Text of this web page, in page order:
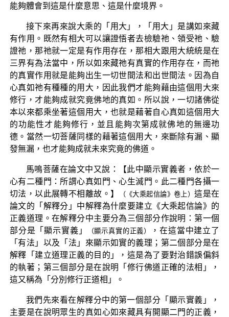
能夠體會到這是什麼意思、這是什麼境界。
接下來再來說大乘的「用大」，「用大」是講如來藏
有作用。既然有相大可以讓證悟者去檢驗祂、領受祂、驗
證祂，那祂就一定是有作用存在，那相大跟用大統統是在
三界有為法當中，所以如來藏祂有真實的作用存在，而祂
的真實作用就是能夠出生一切世間法和出世間法。因為自
心真如祂有種種的用大，因此我們才能夠藉由這個用大來
修行，才能夠成就究竟佛地的真如。所以說，一切諸佛從
本以來都乘坐著這個用大，也就是藉著自心真如這個用大
的功能性才能夠修行，並且能夠次第成就佛地的無邊功
德。當然一切菩薩同樣的藉著這個用大，來斷除有漏、顯
發無漏，也才能夠成就未來究竟的佛道。
馬鳴菩薩在論文中又說：【此中顯示實義者，依於一
心有二種門：所謂心真如門、心生滅門。此二種門各攝一
切法，以此展轉不相離故。】
（《大乘起信論》卷上）這是在
論文的「解釋分」中解釋為什麼要建立《大乘起信論》的
正義道理。在解釋分中主要分為三個部分作說明：第一個
部分是「顯示實義」
（顯示真實的正義）
，在這當中建立了
「有法」以及「法」來顯示如實的義理；第二個部分是在
解釋「建立道理正義的目的」，這是為了要對治錯誤偏斜
的執著；第三個部分是在說明「修行佛道正確的法相」，
這又稱為「分別修行正道相」。
我們先來看在解釋分中的第一個部分「顯示實義」，
主要是在說明眾生的真如心如來藏具有開顯二門的正義，